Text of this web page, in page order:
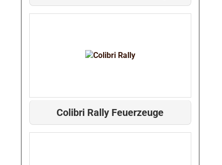
Colibri Rally Feuerzeuge